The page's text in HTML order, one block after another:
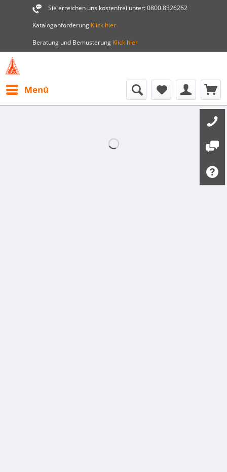
Sie erreichen uns kostenfrei unter: 0800.8326262
Kataloganforderung Klick hier
Beratung und Bemusterung Klick hier
Menü